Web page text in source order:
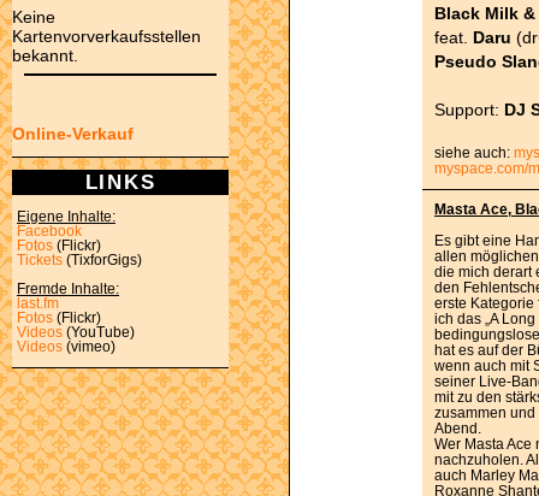
Keine
Kartenvorverkaufsstellen
bekannt.
Online-Verkauf
LINKS
Eigene Inhalte:
Facebook
Fotos (Flickr)
Tickets (TixforGigs)
Fremde Inhalte:
last.fm
Fotos (Flickr)
Videos (YouTube)
Videos (vimeo)
Black Milk
feat. Daru
Pseudo
Support: DJ
siehe auch:
myspace.com/
Masta Ace,
Es gibt eine
allen
die mich derart
den
erste Kategorie
ich das „A
hat es auf der
wenn auch mit
seiner Live-
mit zu den
zusammen
Abend.
Wer Masta Ace
nachzuholen.
auch Marley
Roxanne